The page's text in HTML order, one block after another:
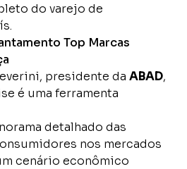
do varejo de
Top Marcas
presidente da ABAD,
é uma ferramenta
detalhado das
nos mercados
cenário econômico